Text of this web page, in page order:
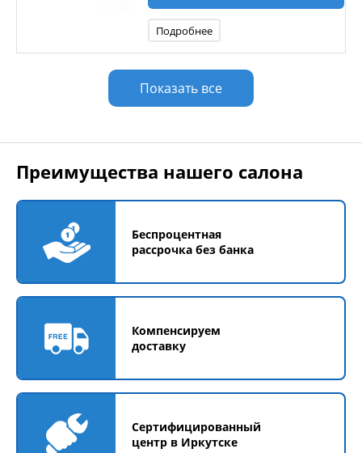
Подробнее
Показать все
Преимущества нашего салона
Беспроцентная
рассрочка без банка
Компенсируем
доставку
Сертифицированный
центр в Иркутске